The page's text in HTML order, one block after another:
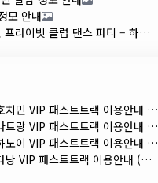
모 안내
[달밤 궁상] 호치민 프라이빗 클럽 댄스 파티 – 하루 한 팀만!
달밤 호치민 VIP 패스트트랙 이용안내 (떤션넛공항)
달밤 나트랑 VIP 패스트트랙 이용안내 (깜란공항)
달밤 하노이 VIP 패스트트랙 이용안내 (노이바이공항)
달밤 다낭 VIP 패스트트랙 이용안내 (다낭국제공항)